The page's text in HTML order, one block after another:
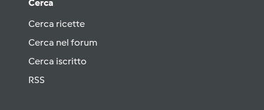
Cerca
Cerca ricette
Cerca nel forum
Cerca iscritto
RSS